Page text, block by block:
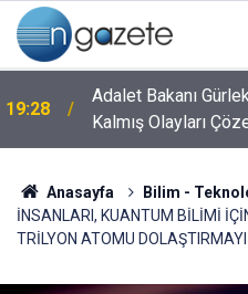
19:28
Adalet Bakanı
Kalmış Olayları
Anasayfa Bilim -
İNSANLARI, KUANTUM BİLİMİ
TRİLYON ATOMU DOLAŞTIRMAYI